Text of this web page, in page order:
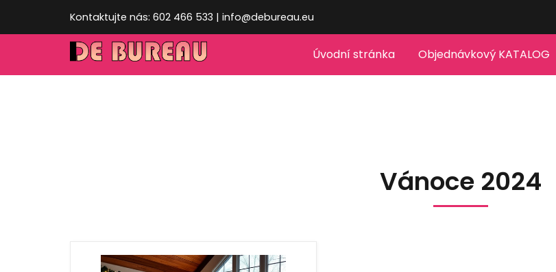
Kontaktujte nás: 602 466 533 | info@debureau.eu
Úvodní stránka Objednávkový KATALOG
Vánoce 2024